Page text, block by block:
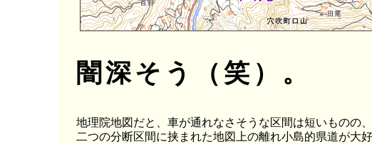
闇深そう（笑）。
地理院地図だと、車が通れなさそうな区間は短いものの
二つの分断区間に挟まれた地図上の離れ小島的県道が大